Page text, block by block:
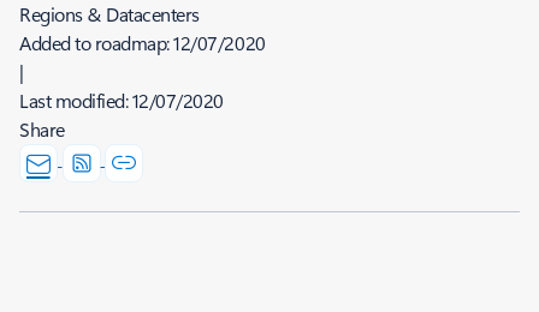
Regions & Datacenters
Added to roadmap:12/07/2020
|
Last modified:12/07/2020
Share